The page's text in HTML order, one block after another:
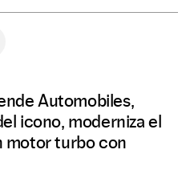
Automobiles,
icono, moderniza el
motor turbo con